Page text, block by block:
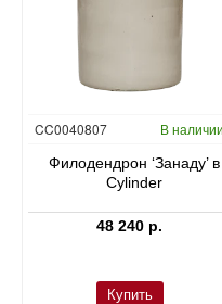
CC0040807 В наличии
Филодендрон ‘Занаду’ в
Cylinder
48 240 р.
Купить